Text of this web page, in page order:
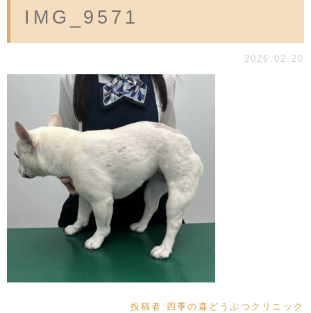
IMG_9571
2026.02.20
投稿者: 四季の森どうぶつクリニック